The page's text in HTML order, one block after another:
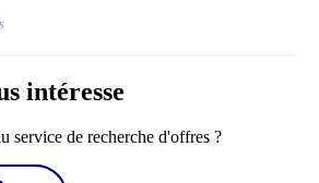
intéresse
service de recherche d'offres ?